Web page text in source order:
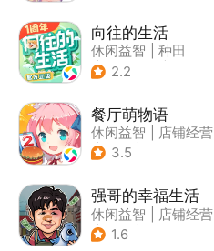
向往的生活
休闲益智
种田
| 影视改编
2.2
餐厅萌物语
休闲益智
店铺经营
| 美食
3.5
强哥的幸福生活
休闲益智
店铺经营
| 卡通
1.6